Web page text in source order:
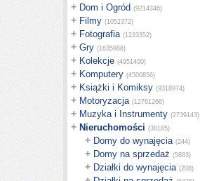
+ Dom i Ogród (9214346)
+ Filmy (1052372)
+ Fotografia (1233352)
+ Gry (1635988)
+ Kolekcje (4951400)
+ Komputery (4500856)
+ Książki i Komiksy (9318974)
+ Motoryzacja (12761266)
+ Muzyka i Instrumenty (2739143)
+ Nieruchomości (38185)
+ Domy do wynajęcia (244)
+ Domy na sprzedaż (5883)
+ Działki do wynajęcia (208)